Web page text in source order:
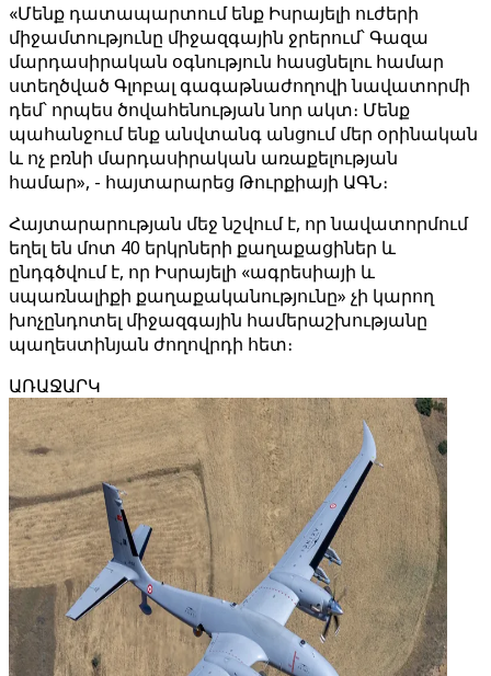
«Մենք դատապարտում ենք Իսրայելի ուժերի
միջամտությունը միջազգային ջրերում՝ Գազա
մարդասիրական օգնություն հասցնելու համար
ստեղծված Գլոբալ գագաթնաժողովի նավատորմի
դեմ՝ որպես ծովահենության նոր ակտ։ Մենք
պահանջում ենք անվտանգ անցում մեր օրինական
և ոչ բռնի մարդասիրական առաքելության
համար», - հայտարարեց Թուրքիայի ԱԳՆ։
Հայտարարության մեջ նշվում է, որ նավատորմում
եղել են մոտ 40 երկրների քաղաքացիներ և
ընդգծվում է, որ Իսրայելի «ագրեսիայի և
սպառնալիքի քաղաքականությունը» չի կարող
խոչընդոտել միջազգային համերաշխությանը
պաղեստինյան ժողովրդի հետ։
ԱՌԱՋԱՐԿ